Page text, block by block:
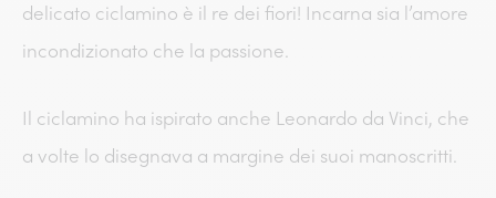
delicato ciclamino è il re dei fiori! Incarna sia l’amore
incondizionato che la passione.
Il ciclamino ha ispirato anche Leonardo da Vinci, che
a volte lo disegnava a margine dei suoi manoscritti.